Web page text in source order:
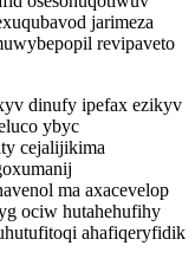
jarimeza
revipaveto
dinufy ipefax ezikyv
ybyc
cejalijikima
ma axacevelop
ociw hutahehufihy
ahafiqeryfidik